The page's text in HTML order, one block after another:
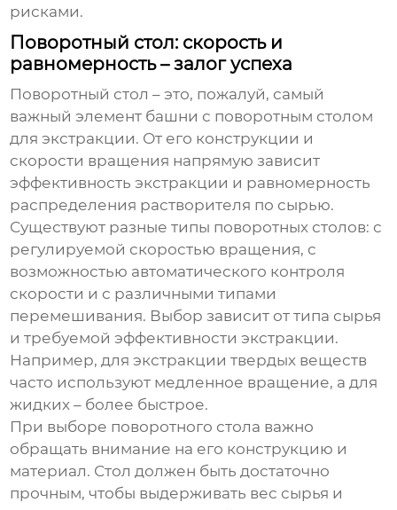
рисками.
Поворотный стол: скорость и
равномерность – залог успеха
Поворотный стол – это, пожалуй, самый
важный элемент башни с поворотным столом
для экстракции. От его конструкции и
скорости вращения напрямую зависит
эффективность экстракции и равномерность
распределения растворителя по сырью.
Существуют разные типы поворотных столов: с
регулируемой скоростью вращения, с
возможностью автоматического контроля
скорости и с различными типами
перемешивания. Выбор зависит от типа сырья
и требуемой эффективности экстракции.
Например, для экстракции твердых веществ
часто используют медленное вращение, а для
жидких – более быстрое.
При выборе поворотного стола важно
обращать внимание на его конструкцию и
материал. Стол должен быть достаточно
прочным, чтобы выдерживать вес сырья и